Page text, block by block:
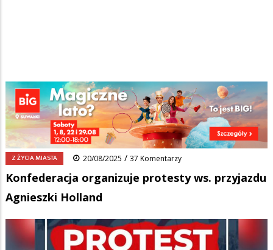
Ścieżka
nawigacyjna
Strona główna/Wiadomości/Z życia miasta/
Konfederacja organizuje protesty ws. przyjazdu Agnieszki Holland
FacebookPinterestTumblr
0 Reddit Share
Z ŻYCIA MIASTA 20/08/2025 / 37 Komentarzy
Konfederacja organizuje protesty ws. przyjazdu
Agnieszki Holland